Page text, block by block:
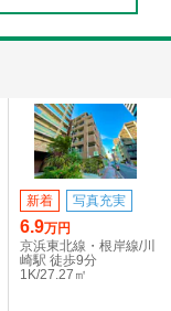
新着 写真充実
6.9万円
京浜東北線・根岸線/川
崎駅 徒歩9分
1K/27.27㎡